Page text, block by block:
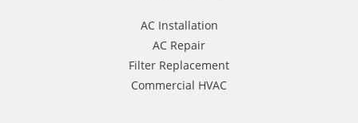
AC Installation
AC Repair
Filter Replacement
Commercial HVAC